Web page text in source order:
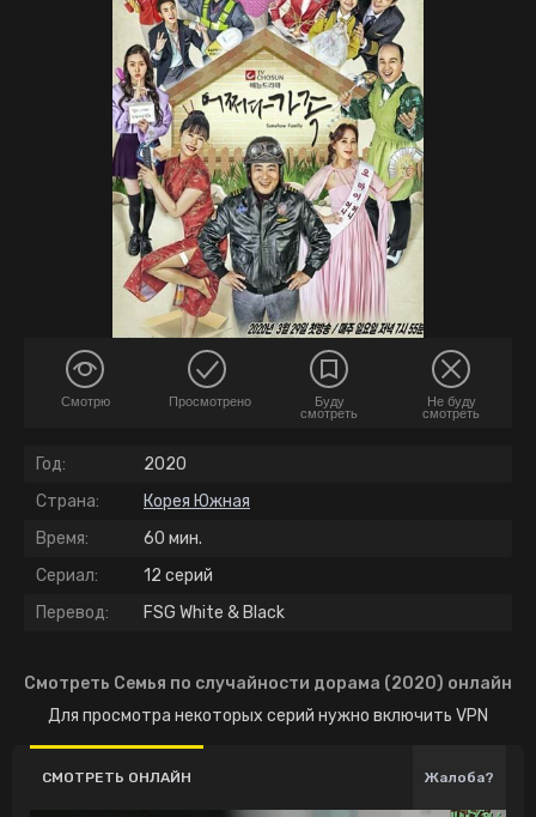
Смотрю Просмотрено
Буду
смотреть
Не буду
смотреть
Год:
2020
Страна:
Корея Южная
Время:
60 мин.
Сериал:
12 серий
Перевод:
FSG White & Black
Смотреть Семья по случайности дорама (2020) онлайн
Для просмотра некоторых серий нужно включить VPN
СМОТРЕТЬ ОНЛАЙН Жалоба?